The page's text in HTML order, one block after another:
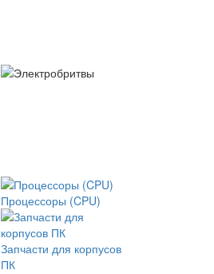
Процессоры (CPU)
Запчасти для корпусов
ПК